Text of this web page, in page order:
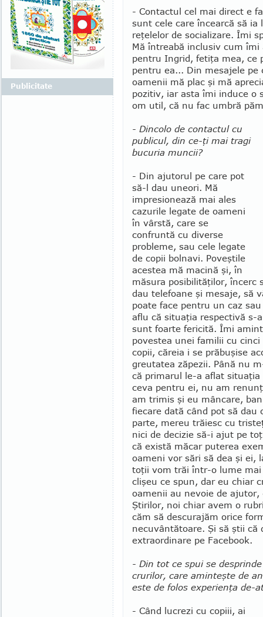
- Contactul cel mai direct e
sunt cele care încearcă să
reţelelor de so­cializare. Îmi
Mă întreabă inclusiv cum
pentru Ingrid, fetiţa mea, ce
pentru ea... Din mesajele pe
oamenii mă plac şi mă
pozitiv, iar asta îmi induce o
om util, că nu fac umbră
- Dincolo de contactul cu
publicul, din ce-ţi mai tragi
bucuria muncii?
- Din ajutorul pe care pot
să-l dau uneori. Mă
impresionează mai ales
cazurile legate de oameni
în vârstă, care se
confruntă cu diverse
probleme, sau cele legate
de copii bolnavi. Poveştile
acestea mă macină şi, în
măsura posibilităţilor, încerc
dau telefoane şi mesaje, să
poate face pentru un caz
aflu că situaţia respectivă s-
sunt foarte fericită. Îmi
povestea unei familii cu cinci
copii, căreia i se pră­buşise
greutatea ză­pe­zii. Până nu
că pri­marul le-a aflat situaţia
ceva pentru ei, nu am
am tri­mis şi eu mâncare,
fiecare dată când pot să dau
parte, mereu trăiesc cu
nici de decizie să-i ajut pe
că există măcar puterea
oameni vor sări să dea şi ei,
toţii vom trăi într-o lume mai
clişeu ce spun, dar eu chiar
oamenii au ne­voie de
Ştirilor, noi chiar avem o
căm să descurajăm orice
ne­cu­vântătoare. Şi să ştii
extraor­di­nare pe Facebook.
- Din tot ce spui se
cru­rilor, care amin­teş­te de
este de folos ex­pe­rienţa de-
- Când lucrezi cu co­piii, ai
Publicitate